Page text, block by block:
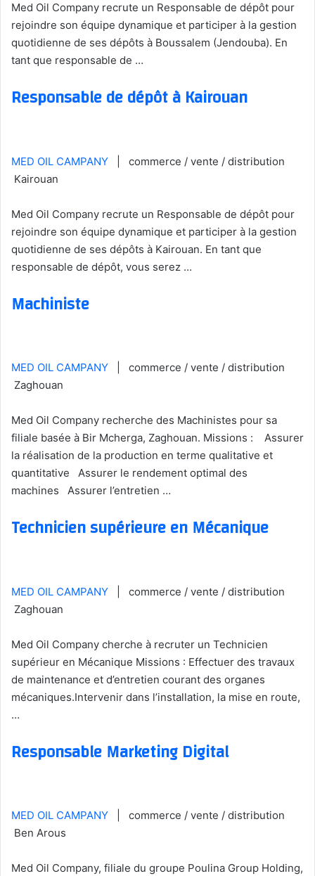
Med Oil Company recrute un Responsable de dépôt pour
rejoindre son équipe dynamique et participer à la gestion
quotidienne de ses dépôts à Boussalem (Jendouba). En
tant que responsable de …
Responsable de dépôt à Kairouan
MED OIL CAMPANY
| commerce / vente / distribution
Kairouan
Med Oil Company recrute un Responsable de dépôt pour
rejoindre son équipe dynamique et participer à la gestion
quotidienne de ses dépôts à Kairouan. En tant que
responsable de dépôt, vous serez …
Machiniste
MED OIL CAMPANY
| commerce / vente / distribution
Zaghouan
Med Oil Company recherche des Machinistes pour sa
filiale basée à Bir Mcherga, Zaghouan. Missions : Assurer
la réalisation de la production en terme qualitative et
quantitative Assurer le rendement optimal des
machines Assurer l’entretien …
Technicien supérieure en Mécanique
MED OIL CAMPANY
| commerce / vente / distribution
Zaghouan
Med Oil Company cherche à recruter un Technicien
supérieur en Mécanique Missions : Effectuer des travaux
de maintenance et d’entretien courant des organes
mécaniques.Intervenir dans l’installation, la mise en route,
…
Responsable Marketing Digital
MED OIL CAMPANY
| commerce / vente / distribution
Ben Arous
Med Oil Company, filiale du groupe Poulina Group Holding,